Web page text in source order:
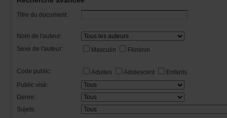
Titredudocument:
Nomdel'auteur:
Sexedel'auteur:
Masculin Féminin
Codepublic: Adultes Adolescent
Enfants
Publicvisé:
Genre:
Sujets: